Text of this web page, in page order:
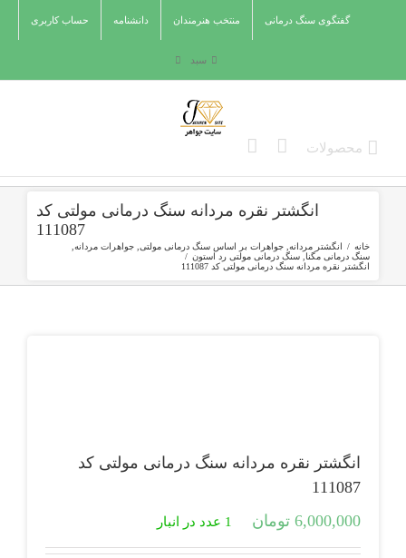
گفتگوی سنگ درمانی منتخب هنرمندان دانشنامه حساب کاربری
سبد
انگشتر نقره مردانه سنگ درمانی مولتی کد
111087
خانه / انگشتر مردانه جواهرات بر اساس سنگ درمانی مولتی جواهرات مردانه
سنگ درمانی مگنا
سنگ درمانی مولتی رد استون /
انگشتر نقره مردانه سنگ درمانی مولتی کد 111087
انگشتر نقره مردانه سنگ درمانی مولتی کد
111087
6,000,000 تومان 1 عدد در انبار